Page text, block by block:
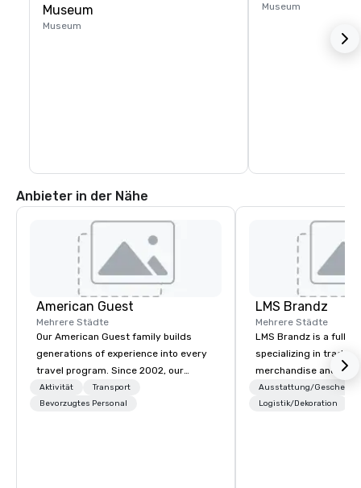
Museum
Museum
Museum
Anbieter in der Nähe
American Guest
Mehrere Städte
Our American Guest family builds
generations of experience into every
travel program. Since 2002, our
mission has been to capture the
imagination of your corporate guests
Aktivität
Transport
Bevorzugtes Personal
LMS Brandz
Mehrere Städte
LMS Brandz is a full-
specializing in trade
merchandise and
booth giveaways and
to executive gifting,
Ausstattung/Geschenke
Logistik/Dekoration